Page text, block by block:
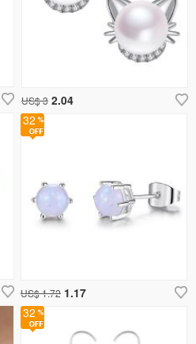
US$ 3 2.04
32
US$ 1.72 1.17
32